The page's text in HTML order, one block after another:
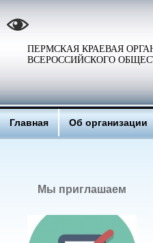
ПЕРМСКАЯ КРАЕВАЯ
ВСЕРОССИЙСКОГО
Главная Об организации
Мы приглашаем